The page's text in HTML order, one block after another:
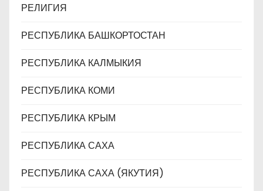
РЕЛИГИЯ
РЕСПУБЛИКА БАШКОРТОСТАН
РЕСПУБЛИКА КАЛМЫКИЯ
РЕСПУБЛИКА КОМИ
РЕСПУБЛИКА КРЫМ
РЕСПУБЛИКА САХА
РЕСПУБЛИКА САХА (ЯКУТИЯ)